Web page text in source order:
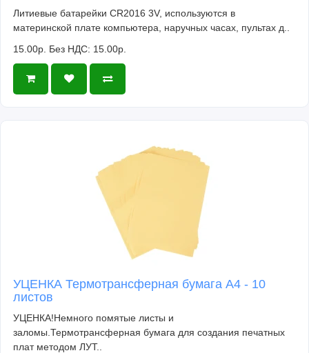
Литиевые батарейки CR2016 3V, используются в
материнской плате компьютера, наручных часах, пультах д..
15.00р. Без НДС: 15.00р.
УЦЕНКА Термотрансферная бумага А4 - 10
листов
УЦЕНКА!Немного помятые листы и
заломы.Термотрансферная бумага для создания печатных
плат методом ЛУТ..